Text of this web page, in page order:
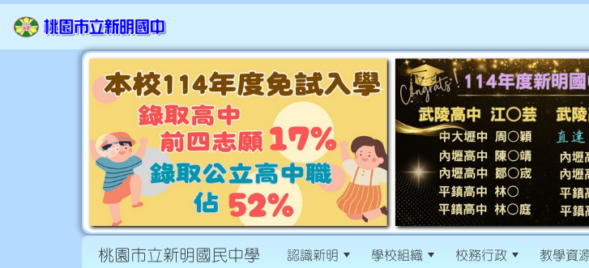
桃園市立新明國民中學 認識新明 學校組織 校務行政 教學資